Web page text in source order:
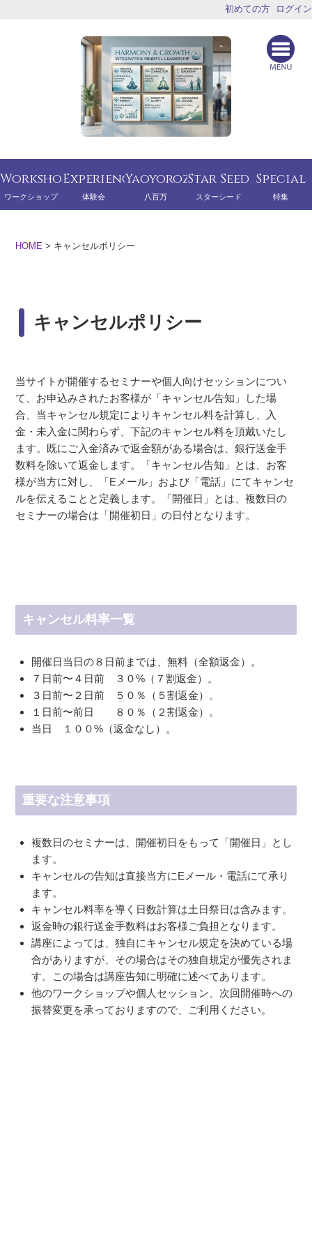
初めての方 ログイン
Workshop
ワークショップ
Experience
体験会
Yaoyorozu
八百万
Star Seed
スターシード
Special
特集
HOME > キャンセルポリシー
キャンセルポリシー
当サイトが開催するセミナーや個人向けセッションについ
て、お申込みされたお客様が「キャンセル告知」した場
合、当キャンセル規定によりキャンセル料を計算し、入
金・未入金に関わらず、下記のキャンセル料を頂戴いたし
ます。既にご入金済みで返金額がある場合は、銀行送金手
数料を除いて返金します。「キャンセル告知」とは、お客
様が当方に対し、「Eメール」および「電話」にてキャンセ
ルを伝えることと定義します。「開催日」とは、複数日の
セミナーの場合は「開催初日」の日付となります。
キャンセル料率一覧
開催日当日の８日前までは、無料（全額返金）。
７日前〜４日前 ３０%（７割返金）。
３日前〜２日前 ５０％（５割返金）。
１日前〜前日 ８０％（２割返金）。
当日 １００%（返金なし）。
重要な注意事項
複数日のセミナーは、開催初日をもって「開催日」とし
ます。
キャンセルの告知は直接当方にEメール・電話にて承り
ます。
キャンセル料率を導く日数計算は土日祭日は含みます。
返金時の銀行送金手数料はお客様ご負担となります。
講座によっては、独自にキャンセル規定を決めている場
合がありますが、その場合はその独自規定が優先されま
す。この場合は講座告知に明確に述べてあります。
他のワークショップや個人セッション、次回開催時への
振替変更を承っておりますので、ご利用ください。